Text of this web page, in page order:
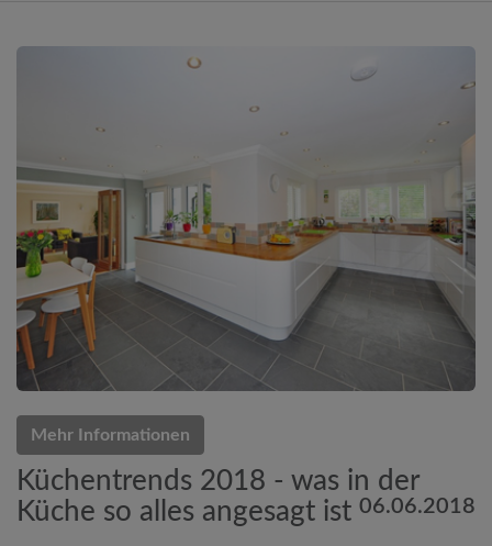
Mehr Informationen
Küchentrends 2018 - was in der
Küche so alles angesagt ist 06.06.2018